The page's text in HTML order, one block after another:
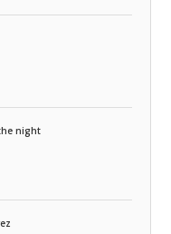
night